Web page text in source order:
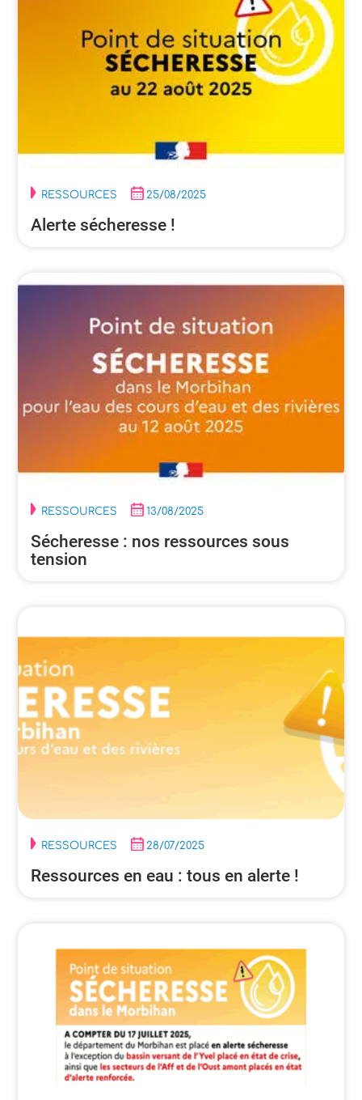
RESSOURCES 25/08/2025
Alerte sécheresse !
RESSOURCES 13/08/2025
Sécheresse : nos ressources sous
tension
RESSOURCES 28/07/2025
Ressources en eau : tous en alerte !